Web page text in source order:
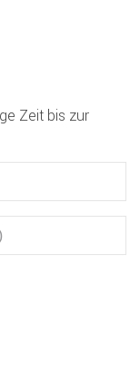
Zeit bis zur